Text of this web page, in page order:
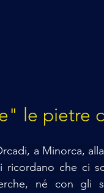
le pietre
a Minorca,
ricordano che ci
né con